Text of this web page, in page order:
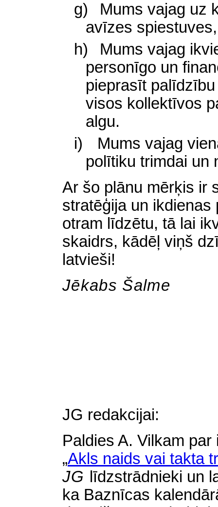
g)
Mums vajag uz
avīzes
h)
Mums vajag
personīgo un
pieprasīt
visos kollektīvos
algu.
i)
Mums vajag
polītiku trimdai un
Ar šo plānu mērķis ir
stratēģija un
otram līdzētu, tā lai
skaidrs, kādēļ viņš
latvieši!
Jēkabs Šalme
JG redakcijai:
Paldies A. Vilkam par
„Akls naids vai takta
JG līdzstrādnieki un
ka Baznīcas